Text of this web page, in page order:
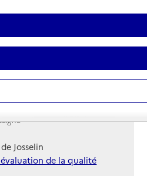
Josselin
de la qualité